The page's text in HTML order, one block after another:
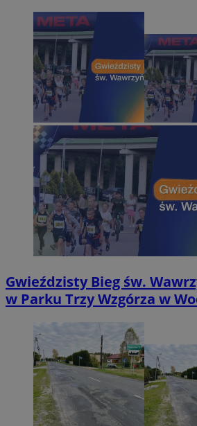
Gwieździsty Bieg św.
w Parku Trzy Wzgórza w